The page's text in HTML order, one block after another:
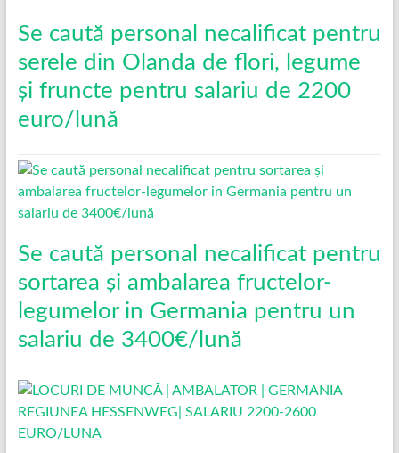
Se caută personal necalificat pentru
serele din Olanda de flori, legume
și fruncte pentru salariu de 2200
euro/lună
Se caută personal necalificat pentru
sortarea și ambalarea fructelor-
legumelor in Germania pentru un
salariu de 3400€/lună